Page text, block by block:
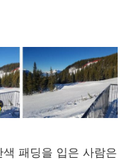
패딩을 입은 사람은